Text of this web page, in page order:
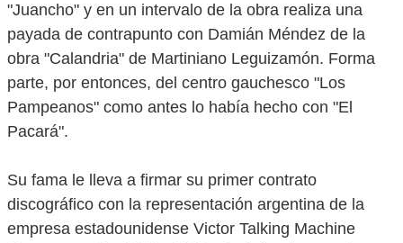
"Juancho" y en un intervalo de la obra realiza una
payada de contrapunto con Damián Méndez de la
obra "Calandria" de Martiniano Leguizamón. Forma
parte, por entonces, del centro gauchesco "Los
Pampeanos" como antes lo había hecho con "El
Pacará".
Su fama le lleva a firmar su primer contrato
discográfico con la representación argentina de la
empresa estadounidense Victor Talking Machine